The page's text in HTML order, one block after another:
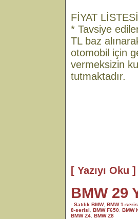
FİYAT LİSTESİ
* Tavsiye
TL baz
otomobil için
vermeksizin
tutmaktadır.
[ Yazıyı Oku ]
BMW 29
- Satılık BMW, BMW 1-
8-serisi
BMW F650 BMW
BMW Z4 BMW Z8